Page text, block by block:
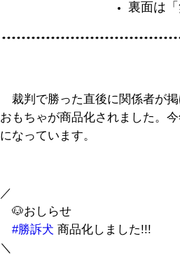
裏面は「
裁判で勝った直後に関係者が
おもちゃが商品化されました。
になっています。
／
🐶おしらせ
#勝訴犬 商品化しました!!!
＼